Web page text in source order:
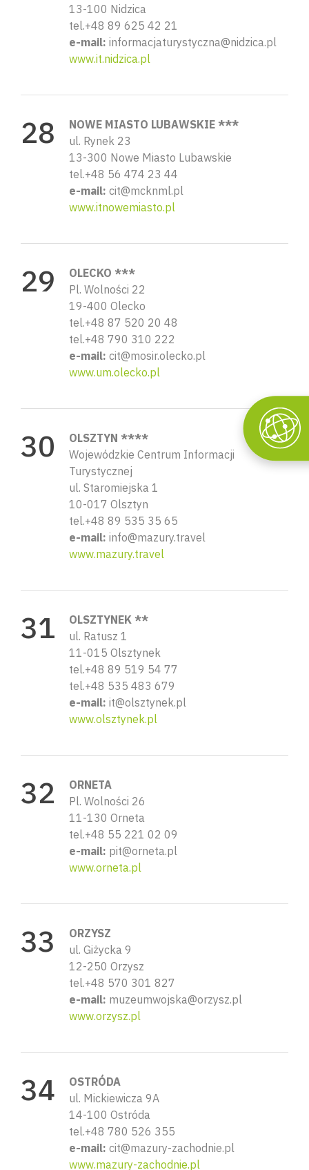
13-100 Nidzica
tel.+48 89 625 42 21
e-mail: informacjaturystyczna@nidzica.pl
www.it.nidzica.pl
NOWE MIASTO LUBAWSKIE ***
ul. Rynek 23
13-300 Nowe Miasto Lubawskie
tel.+48 56 474 23 44
e-mail: cit@mcknml.pl
www.itnowemiasto.pl
OLECKO ***
Pl. Wolności 22
19-400 Olecko
tel.+48 87 520 20 48
tel.+48 790 310 222
e-mail: cit@mosir.olecko.pl
www.um.olecko.pl
OLSZTYN ****
Wojewódzkie Centrum Informacji
Turystycznej
ul. Staromiejska 1
10-017 Olsztyn
tel.+48 89 535 35 65
e-mail: info@mazury.travel
www.mazury.travel
OLSZTYNEK **
ul. Ratusz 1
11-015 Olsztynek
tel.+48 89 519 54 77
tel.+48 535 483 679
e-mail: it@olsztynek.pl
www.olsztynek.pl
ORNETA
Pl. Wolności 26
11-130 Orneta
tel.+48 55 221 02 09
e-mail: pit@orneta.pl
www.orneta.pl
ORZYSZ
ul. Giżycka 9
12-250 Orzysz
tel.+48 570 301 827
e-mail: muzeumwojska@orzysz.pl
www.orzysz.pl
OSTRÓDA
ul. Mickiewicza 9A
14-100 Ostróda
tel.+48 780 526 355
e-mail: cit@mazury-zachodnie.pl
www.mazury-zachodnie.pl